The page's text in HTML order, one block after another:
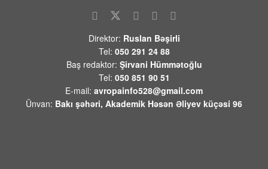
06 AVQUST 2026 / 10:44 58
Türkiyə XİN Fidan Suriyalı həmkarı ilə
görüşəcək
06 AVQUST 2026 / 10:41
Çingiz Qənizadə Fransa məhkəməsində
qalıb gəldi- Qənimət Zahid dəymiş ziyanı
Direktor: Ruslan Bəşirli
Tel: 050 291 24 88
Baş redaktor: Şirvani Hümmətoğlu
Tel: 050 851 90 51
E-mail: avropainfo528@gmail.com
Ünvan: Bakı şəhəri, Akademik Həsən Əliyev küçəsi 96